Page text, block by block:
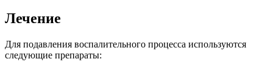
Лечение
Для подавления воспалительного процесса используются
следующие препараты: